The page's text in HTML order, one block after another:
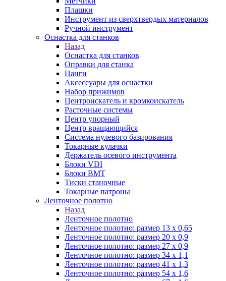
Плашки
Инструмент из сверхтвердых материалов
Ручной инструмент
Оснастка для станков
Назад
Оснастка для станков
Оправки для станка
Цанги
Аксессуары для оснастки
Набор прижимов
Центроискатель и кромкоискатель
Расточные системы
Центр упорный
Центр вращающийся
Система нулевого базирования
Токарные кулачки
Держатель осевого инструмента
Блоки VDI
Блоки BMT
Тиски станочные
Токарные патроны
Ленточное полотно
Назад
Ленточное полотно
Ленточное полотно: размер 13 х 0,65
Ленточное полотно: размер 20 х 0,9
Ленточное полотно: размер 27 х 0,9
Ленточное полотно: размер 34 х 1,1
Ленточное полотно: размер 41 х 1,3
Ленточное полотно: размер 54 х 1,6